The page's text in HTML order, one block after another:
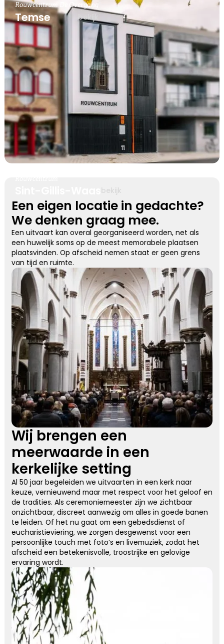
Rouwcentrum De Overgang
Temse bekijk
Een eigen locatie in gedachte?
We denken graag mee.
Een uitvaart kan overal georganiseerd worden, net als
een huwelijk soms op de meest memorabele plaatsen
plaatsvinden. Op afscheid nemen staat er geen grens
van tijd en ruimte.
Wij brengen een
meerwaarde in een
kerkelijke setting
Al 50 jaar begeleiden we uitvaarten in een kerk naar
keuze, vernieuwend maar met respect voor het geloof en
de tradities. Als ceremoniemeester zijn we zichtbaar
onzichtbaar, discreet aanwezig om alles in goede banen
te leiden. Of het nu gaat om een gebedsdienst of
eucharistieviering, we zorgen desgewenst voor een
persoonlijke touch met foto’s en livemuziek, zodat het
afscheid een betekenisvolle, troostrijke en gelovige
ervaring wordt.